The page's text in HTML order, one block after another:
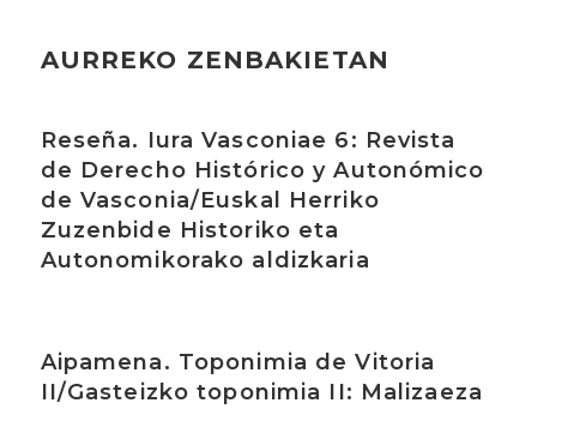
AURREKO ZENBAKIETAN
Reseña. Iura Vasconiae 6: Revista
de Derecho Histórico y Autonómico
de Vasconia/Euskal Herriko
Zuzenbide Historiko eta
Autonomikorako aldizkaria
Aipamena. Toponimia de Vitoria
II/Gasteizko toponimia II: Malizaeza